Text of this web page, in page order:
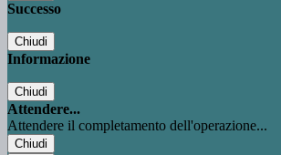
Successo
Chiudi
Informazione
Chiudi
Attendere...
Attendere il completamento dell'operazione...
Chiudi